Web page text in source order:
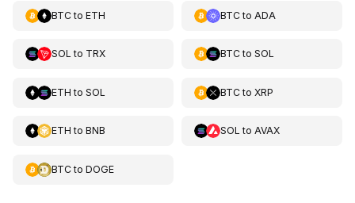
BTCto ETH BTCto ADA
SOL to TRX BTCto SOL
ETH to SOL BTCto XRP
ETH to BNB SOL to AVAX
BTCto DOGE